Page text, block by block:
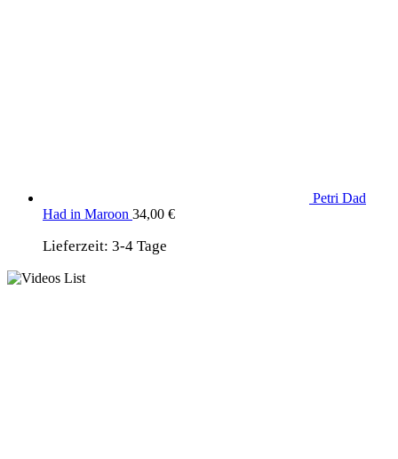
Petri Dad
Had in Maroon 34,00 €
Lieferzeit: 3-4 Tage